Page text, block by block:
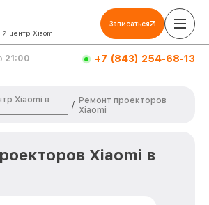
центр Xiaomi
Записаться
21:00 +7 (843) 254-68-13
Xiaomi в
/ Ремонт проекторов
Xiaomi
Xiaomi в